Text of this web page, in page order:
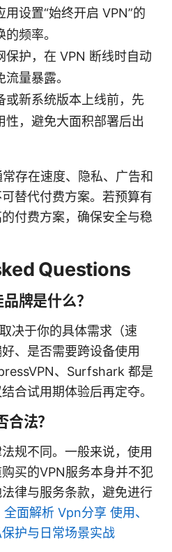
设置“始终开启 VPN”的
频率。
保护，在 VPN 断线时自动
量暴露。
或新系统版本上线前，先
性，避免大面积部署后出
存在速度、隐私、广告和
替代付费方案。若预算有
付费方案，确保安全与稳
Questions
牌是什么？
决于你的具体需求（速
、是否需要跨设备使用
、Surfshark 都是
合试用期体验后再定夺。
法？
规不同。一般来说，使用
买的VPN服务本身并不犯
律与服务条款，避免进行
面解析 Vpn分享 使用、
护与日常场景实战